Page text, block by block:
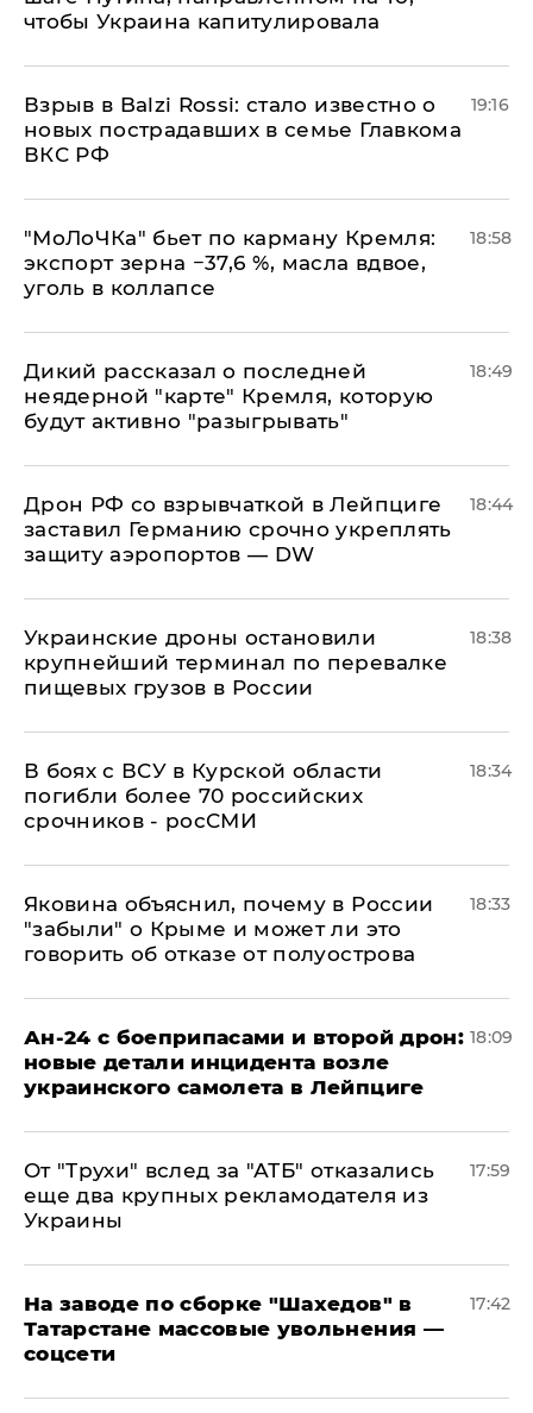
чтобы Украина капитулировала
Взрыв в Balzi Rossi: стало известно о
новых пострадавших в семье Главкома
ВКС РФ
19:16
​"МоЛоЧКа" бьет по карману Кремля:
экспорт зерна −37,6 %, масла вдвое,
уголь в коллапсе
18:58
Дикий рассказал о последней
неядерной "карте" Кремля, которую
будут активно "разыгрывать"
18:49
​Дрон РФ со взрывчаткой в Лейпциге
заставил Германию срочно укреплять
защиту аэропортов — DW
18:44
Украинские дроны остановили
крупнейший терминал по перевалке
пищевых грузов в России
18:38
В боях с ВСУ в Курской области
погибли более 70 российских
срочников - росСМИ
18:34
Яковина объяснил, почему в России
"забыли" о Крыме и может ли это
говорить об отказе от полуострова
18:33
Ан-24 с боеприпасами и второй дрон:
новые детали инцидента возле
украинского самолета в Лейпциге
18:09
От "Трухи" вслед за "АТБ" отказались
еще два крупных рекламодателя из
Украины
17:59
На заводе по сборке "Шахедов" в
Татарстане массовые увольнения —
соцсети
17:42